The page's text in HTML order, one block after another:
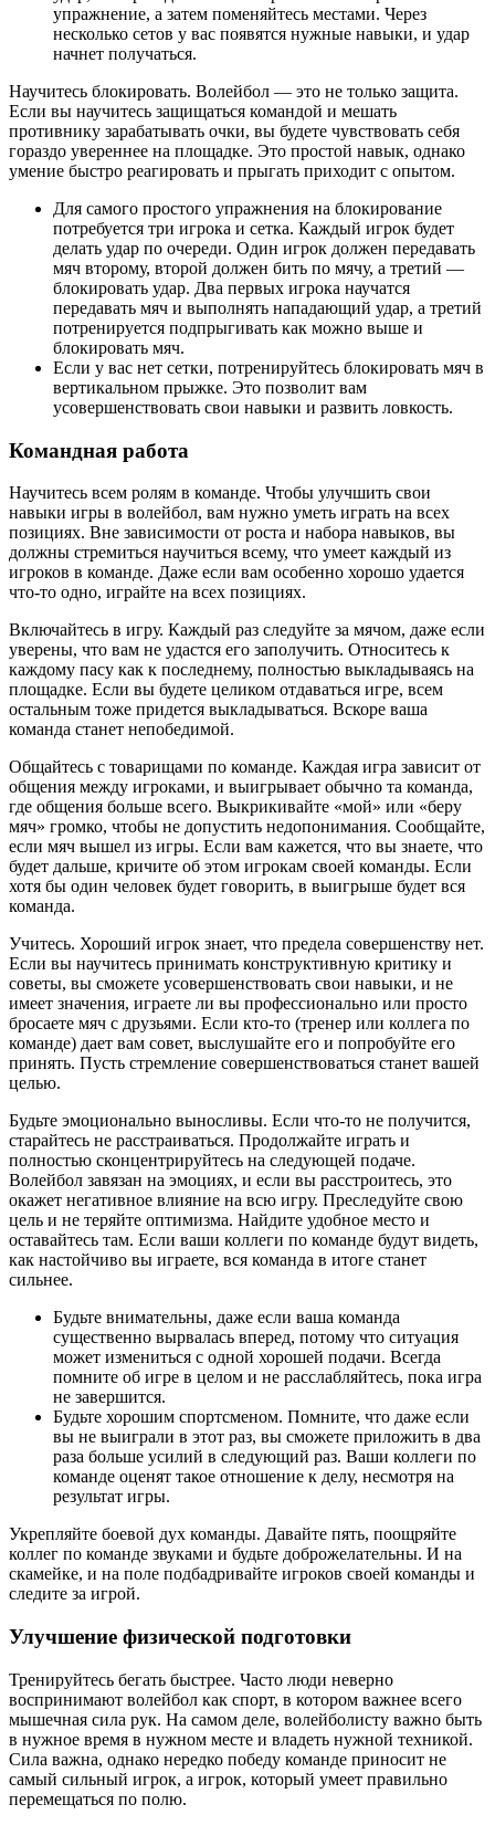
упражнение, а затем поменяйтесь местами. Через
несколько сетов у вас появятся нужные навыки, и удар
начнет получаться.
Научитесь блокировать. Волейбол — это не только защита.
Если вы научитесь защищаться командой и мешать
противнику зарабатывать очки, вы будете чувствовать себя
гораздо увереннее на площадке. Это простой навык, однако
умение быстро реагировать и прыгать приходит с опытом.
Для самого простого упражнения на блокирование
потребуется три игрока и сетка. Каждый игрок будет
делать удар по очереди. Один игрок должен передавать
мяч второму, второй должен бить по мячу, а третий —
блокировать удар. Два первых игрока научатся
передавать мяч и выполнять нападающий удар, а третий
потренируется подпрыгивать как можно выше и
блокировать мяч.
Если у вас нет сетки, потренируйтесь блокировать мяч в
вертикальном прыжке. Это позволит вам
усовершенствовать свои навыки и развить ловкость.
Командная работа
Научитесь всем ролям в команде. Чтобы улучшить свои
навыки игры в волейбол, вам нужно уметь играть на всех
позициях. Вне зависимости от роста и набора навыков, вы
должны стремиться научиться всему, что умеет каждый из
игроков в команде. Даже если вам особенно хорошо удается
что-то одно, играйте на всех позициях.
Включайтесь в игру. Каждый раз следуйте за мячом, даже если
уверены, что вам не удастся его заполучить. Относитесь к
каждому пасу как к последнему, полностью выкладываясь на
площадке. Если вы будете целиком отдаваться игре, всем
остальным тоже придется выкладываться. Вскоре ваша
команда станет непобедимой.
Общайтесь с товарищами по команде. Каждая игра зависит от
общения между игроками, и выигрывает обычно та команда,
где общения больше всего. Выкрикивайте «мой» или «беру
мяч» громко, чтобы не допустить недопонимания. Сообщайте,
если мяч вышел из игры. Если вам кажется, что вы знаете, что
будет дальше, кричите об этом игрокам своей команды. Если
хотя бы один человек будет говорить, в выигрыше будет вся
команда.
Учитесь. Хороший игрок знает, что предела совершенству нет.
Если вы научитесь принимать конструктивную критику и
советы, вы сможете усовершенствовать свои навыки, и не
имеет значения, играете ли вы профессионально или просто
бросаете мяч с друзьями. Если кто-то (тренер или коллега по
команде) дает вам совет, выслушайте его и попробуйте его
принять. Пусть стремление совершенствоваться станет вашей
целью.
Будьте эмоционально выносливы. Если что-то не получится,
старайтесь не расстраиваться. Продолжайте играть и
полностью сконцентрируйтесь на следующей подаче.
Волейбол завязан на эмоциях, и если вы расстроитесь, это
окажет негативное влияние на всю игру. Преследуйте свою
цель и не теряйте оптимизма. Найдите удобное место и
оставайтесь там. Если ваши коллеги по команде будут видеть,
как настойчиво вы играете, вся команда в итоге станет
сильнее.
Будьте внимательны, даже если ваша команда
существенно вырвалась вперед, потому что ситуация
может измениться с одной хорошей подачи. Всегда
помните об игре в целом и не расслабляйтесь, пока игра
не завершится.
Будьте хорошим спортсменом. Помните, что даже если
вы не выиграли в этот раз, вы сможете приложить в два
раза больше усилий в следующий раз. Ваши коллеги по
команде оценят такое отношение к делу, несмотря на
результат игры.
Укрепляйте боевой дух команды. Давайте пять, поощряйте
коллег по команде звуками и будьте доброжелательны. И на
скамейке, и на поле подбадривайте игроков своей команды и
следите за игрой.
Улучшение физической подготовки
Тренируйтесь бегать быстрее. Часто люди неверно
воспринимают волейбол как спорт, в котором важнее всего
мышечная сила рук. На самом деле, волейболисту важно быть
в нужное время в нужном месте и владеть нужной техникой.
Сила важна, однако нередко победу команде приносит не
самый сильный игрок, а игрок, который умеет правильно
перемещаться по полю.